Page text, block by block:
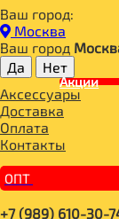
Ваш город:
Москва
Ваш город
Акции
Аксессуары
Доставка
Оплата
Контакты
ОПТ
+7 (989) 610-30-
Главная
ДЛЯ
СЛАДОСТИ И
СНЭКИ И
ПЕРЕМЕНКА